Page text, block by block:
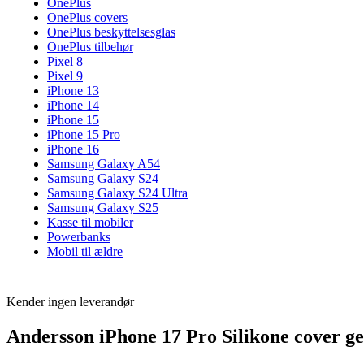
OnePlus
OnePlus covers
OnePlus beskyttelsesglas
OnePlus tilbehør
Pixel 8
Pixel 9
iPhone 13
iPhone 14
iPhone 15
iPhone 15 Pro
iPhone 16
Samsung Galaxy A54
Samsung Galaxy S24
Samsung Galaxy S24 Ultra
Samsung Galaxy S25
Kasse til mobiler
Powerbanks
Mobil til ældre
Kender ingen leverandør
Andersson iPhone 17 Pro Silikone cover